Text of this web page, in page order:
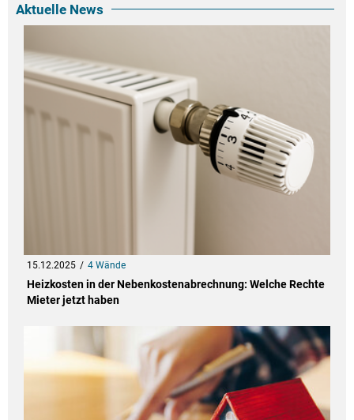
Aktuelle News
15.12.2025 4 Wände
Heizkosten in der Nebenkostenabrechnung: Welche Rechte
Mieter jetzt haben